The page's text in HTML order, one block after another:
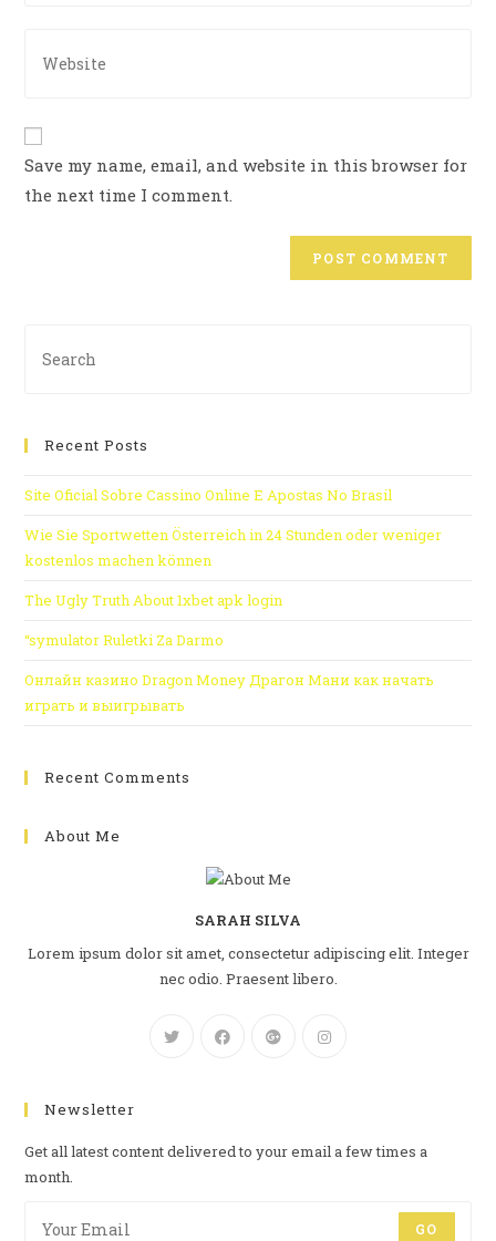
Save my name, email, and website in this browser for
the next time I comment.
Recent Posts
Site Oficial Sobre Cassino Online E Apostas No Brasil
Wie Sie Sportwetten Österreich in 24 Stunden oder weniger
kostenlos machen können
The Ugly Truth About 1xbet apk login
“symulator Ruletki Za Darmo
Онлайн казино Dragon Money Драгон Мани как начать
играть и выигрывать
Recent Comments
About Me
SARAH SILVA
Lorem ipsum dolor sit amet, consectetur adipiscing elit. Integer
nec odio. Praesent libero.
Newsletter
Get all latest content delivered to your email a few times a
month.
GO